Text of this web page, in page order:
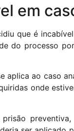
em
que é
do processo
aplica ao caso
onde